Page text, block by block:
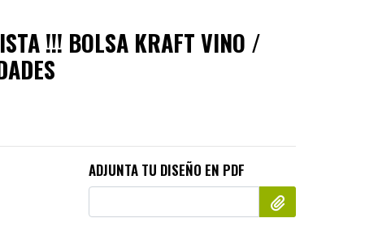
!!! BOLSA KRAFT VINO /
ADJUNTA TU DISEÑO EN PDF